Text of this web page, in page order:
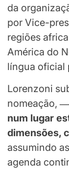
da
por Vice-
regiões
América do
língua oficial
Lorenzoni
nomeação,
num lugar
dimensões,
assumindo
agenda